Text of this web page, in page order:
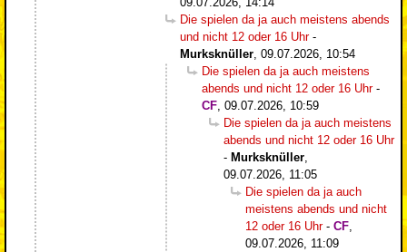
Die spielen da ja auch meistens abends
und nicht 12 oder 16 Uhr-
Murksknüller, 09.07.2026, 10:54
Die spielen da ja auch meistens
abends und nicht 12 oder 16 Uhr-
CF, 09.07.2026, 10:59
Die spielen da ja auch meistens
abends und nicht 12 oder 16 Uhr
- Murksknüller,
09.07.2026, 11:05
Die spielen da ja auch
meistens abends und nicht
12 oder 16 Uhr- CF,
09.07.2026, 11:09